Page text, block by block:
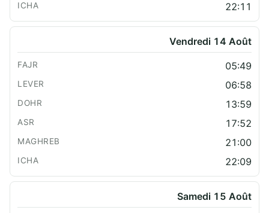
22:11
Vendredi 14 Août
05:49
06:58
13:59
17:52
21:00
22:09
Samedi 15 Août